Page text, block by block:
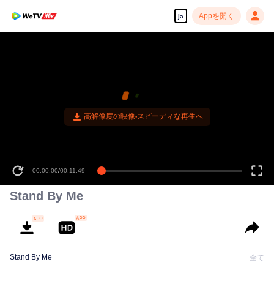
ja Appを開く
高解像度の映像•スピーディな再生へ
00:00:00/00:11:49
Stand By Me
Stand By Me 全て